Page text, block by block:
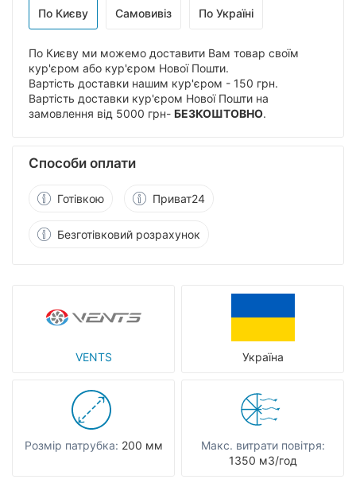
VENTS Україна
Розмір патрубка: 200 мм
Макс. витрати повітря:
1350 мЗ/год
По Києву Самовивіз По Україні
По Києву ми можемо доставити Вам товар своїм
кур'єром або кур'єром Нової Пошти.
Вартість доставки нашим кур'єром - 150 грн.
Вартість доставки кур'єром Нової Пошти на
замовлення від 5000 грн- БЕЗКОШТОВНО.
Способи оплати
Готівкою Приват24
Безготівковий розрахунок